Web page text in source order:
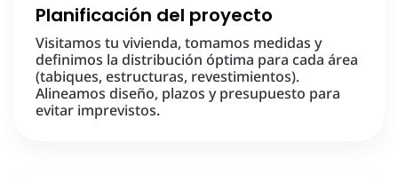
Planificación del proyecto
Visitamos tu vivienda, tomamos medidas y
definimos la distribución óptima para cada área
(tabiques, estructuras, revestimientos).
Alineamos diseño, plazos y presupuesto para
evitar imprevistos.